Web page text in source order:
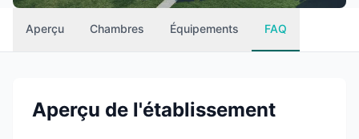
Aperçu Chambres Équipements FAQ
Aperçu de l'établissement